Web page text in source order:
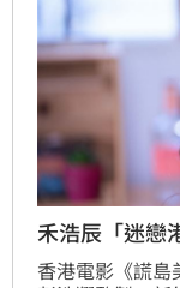
禾浩辰「迷戀
香港電影《謊